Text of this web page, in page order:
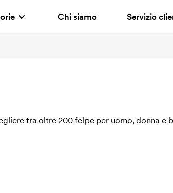
Chi siamo Servizio
tra oltre 200 felpe per uomo, donna